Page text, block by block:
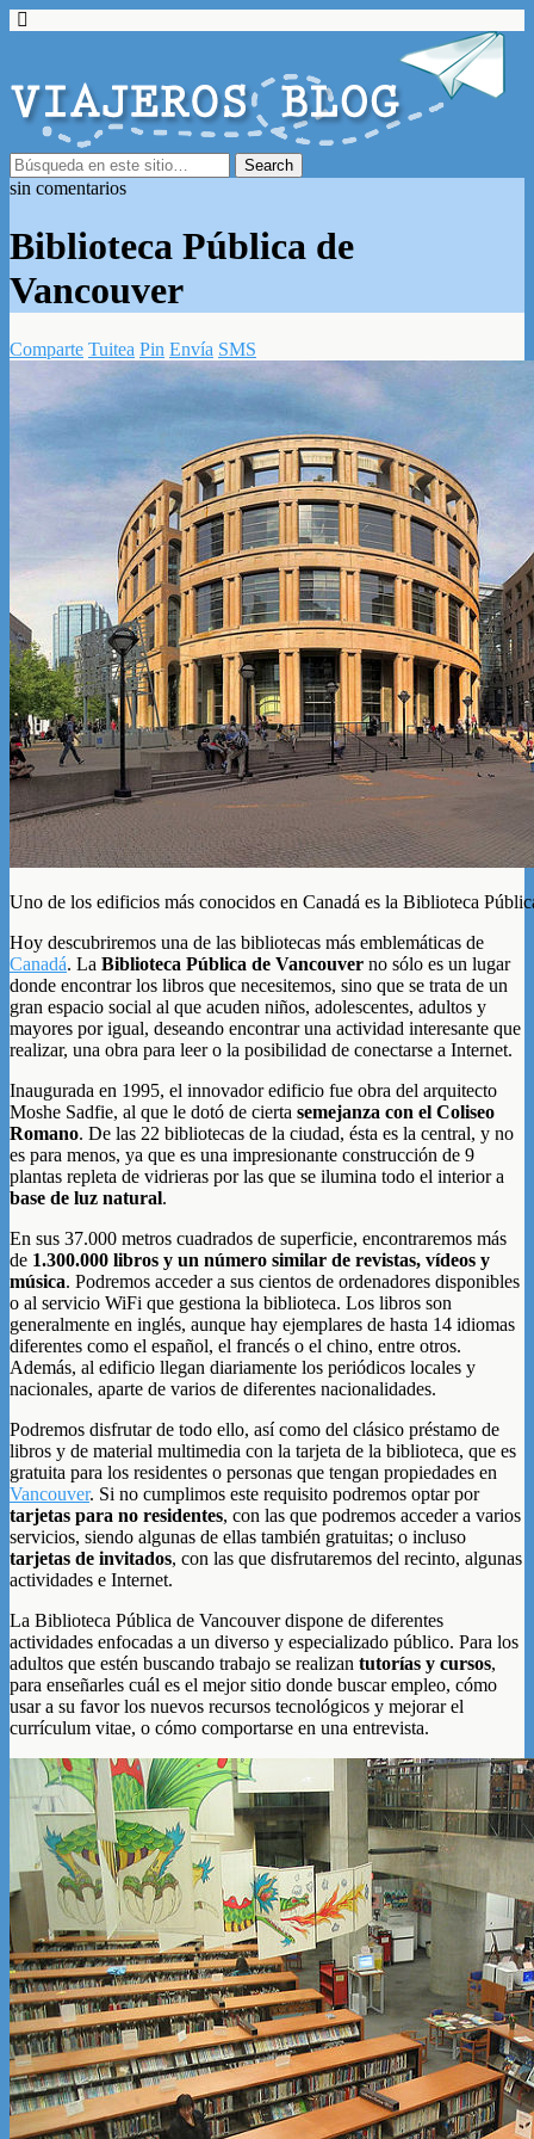
sin comentarios
Biblioteca Pública de
Vancouver
Comparte Tuitea Pin Envía SMS
Uno de los edificios más conocidos en Canadá es la Biblioteca
Hoy descubriremos una de las bibliotecas más emblemáticas de
Canadá. La Biblioteca Pública de Vancouver no sólo es un lugar
donde encontrar los libros que necesitemos, sino que se trata de un
gran espacio social al que acuden niños, adolescentes, adultos y
mayores por igual, deseando encontrar una actividad interesante que
realizar, una obra para leer o la posibilidad de conectarse a Internet.
Inaugurada en 1995, el innovador edificio fue obra del arquitecto
Moshe Sadfie, al que le dotó de cierta semejanza con el Coliseo
Romano. De las 22 bibliotecas de la ciudad, ésta es la central, y no
es para menos, ya que es una impresionante construcción de 9
plantas repleta de vidrieras por las que se ilumina todo el interior a
base de luz natural.
En sus 37.000 metros cuadrados de superficie, encontraremos más
de 1.300.000 libros y un número similar de revistas, vídeos y
música. Podremos acceder a sus cientos de ordenadores disponibles
o al servicio WiFi que gestiona la biblioteca. Los libros son
generalmente en inglés, aunque hay ejemplares de hasta 14 idiomas
diferentes como el español, el francés o el chino, entre otros.
Además, al edificio llegan diariamente los periódicos locales y
nacionales, aparte de varios de diferentes nacionalidades.
Podremos disfrutar de todo ello, así como del clásico préstamo de
libros y de material multimedia con la tarjeta de la biblioteca, que es
gratuita para los residentes o personas que tengan propiedades en
Vancouver. Si no cumplimos este requisito podremos optar por
tarjetas para no residentes, con las que podremos acceder a varios
servicios, siendo algunas de ellas también gratuitas; o incluso
tarjetas de invitados, con las que disfrutaremos del recinto, algunas
actividades e Internet.
La Biblioteca Pública de Vancouver dispone de diferentes
actividades enfocadas a un diverso y especializado público. Para los
adultos que estén buscando trabajo se realizan tutorías y cursos,
para enseñarles cuál es el mejor sitio donde buscar empleo, cómo
usar a su favor los nuevos recursos tecnológicos y mejorar el
currículum vitae, o cómo comportarse en una entrevista.